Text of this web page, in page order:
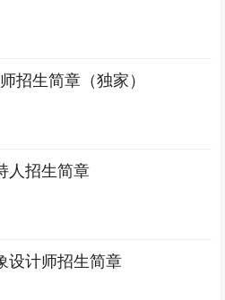
招生简章（独家）
人招生简章
设计师招生简章